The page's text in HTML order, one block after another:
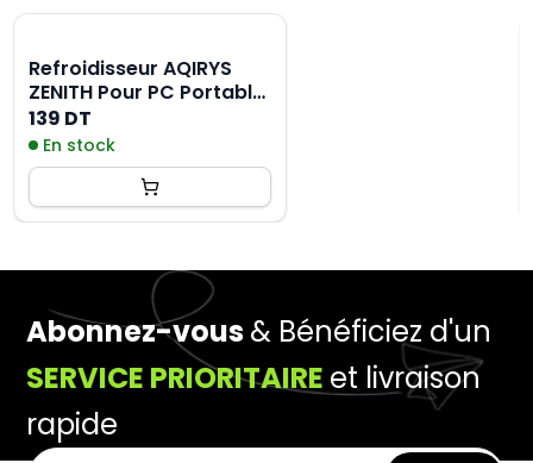
Refroidisseur AQIRYS
ZENITH Pour PC Portable
17" - Noir
139 DT
En stock
Abonnez-vous& Bénéficiez d'un
SERVICE PRIORITAIRE et livraison
rapide